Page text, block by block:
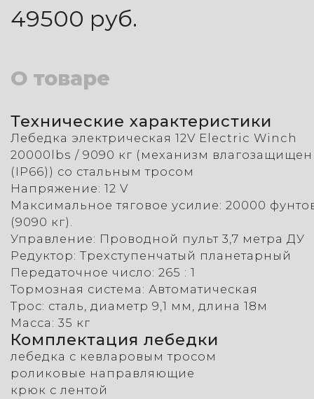
49500 руб.
О товаре
Технические характеристики
Лебедка электрическая 12V Electric Winch
20000lbs / 9090 кг (механизм влагозащищен
(IP66)) со стальным тросом
Напряжение: 12 V
Максимальное тяговое усилие: 20000
(9090 кг).
Управление: Проводной пульт 3,7 метра ДУ
Редуктор: Трехступенчатый планетарный
Передаточное число: 265 : 1
Тормозная система: Автоматическая
Трос: сталь, диаметр 9,1 мм, длина 18м
Масса: 35 кг
Комплектация лебедки
лебедка с кевларовым тросом
роликовые направляющие
крюк с лентой